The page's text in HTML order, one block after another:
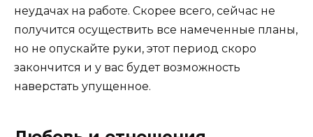
неудачах на работе. Скорее всего, сейчас не
получится осуществить все намеченные планы,
но не опускайте руки, этот период скоро
закончится и у вас будет возможность
наверстать упущенное.